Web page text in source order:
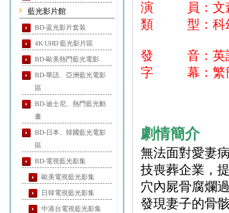
藍光影片館
BD-蓝光影片套装
4K UHD 藍光影片區
BD-歐美熱門藍光電影
BD-華語、亞洲藍光電影
區
BD-迪士尼、熱門藍光動
畫
BD-日本、韓國藍光電影
區
BD-電視藍光影集
歐美電視藍光影集
日韓電視藍光影集
中港台電視藍光影集
演 員：文森
類 型：科
發 音：英
字 幕：繁簡
劇情簡介
無法面對愛妻
技喪葬企業，
穴內屍骨腐爛
發現妻子的骨